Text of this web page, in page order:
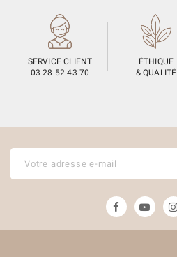
SERVICE CLIENT
03 28 52 43 70
ÉTHIQUE
& QUALITÉ